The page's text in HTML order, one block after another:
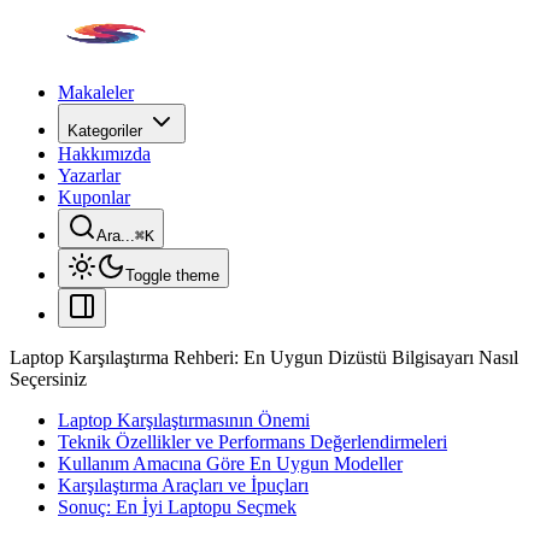
Makaleler
Kategoriler
Hakkımızda
Yazarlar
Kuponlar
Ara...⌘K
Toggle theme
Laptop Karşılaştırma Rehberi: En Uygun Dizüstü Bilgisayarı Nasıl
Seçersiniz
Laptop Karşılaştırmasının Önemi
Teknik Özellikler ve Performans Değerlendirmeleri
Kullanım Amacına Göre En Uygun Modeller
Karşılaştırma Araçları ve İpuçları
Sonuç: En İyi Laptopu Seçmek